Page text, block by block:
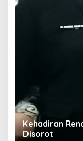
Kehadiran
Disorot